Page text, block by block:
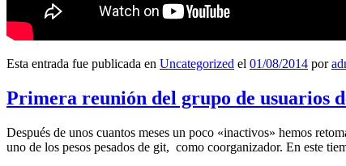
Esta entrada fue publicada en Uncategorized el 01/08/2014 por
Primera reunión del grupo de usuarios
Después de unos cuantos meses un poco «inactivos» hemos
uno de los pesos pesados de git, como coorganizador. En este